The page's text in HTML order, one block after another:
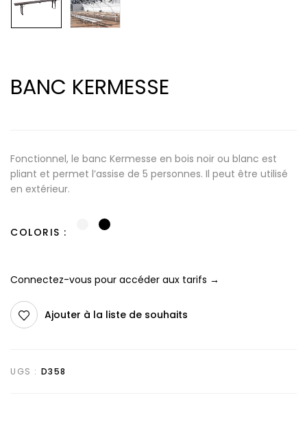
BANC KERMESSE
Fonctionnel, le banc Kermesse en bois noir ou blanc est
pliant et permet l’assise de 5 personnes. Il peut être utilisé
en extérieur.
COLORIS
Connectez-vous pour accéder aux tarifs →
Ajouter à la liste de souhaits
UGS : D358